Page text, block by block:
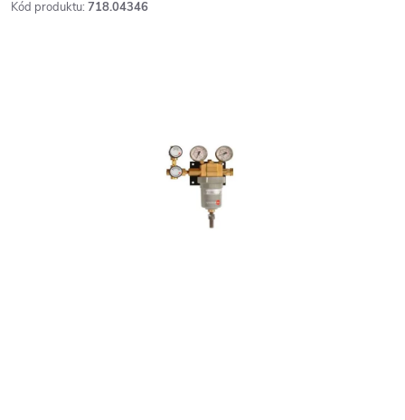
Kód produktu: 718.04346